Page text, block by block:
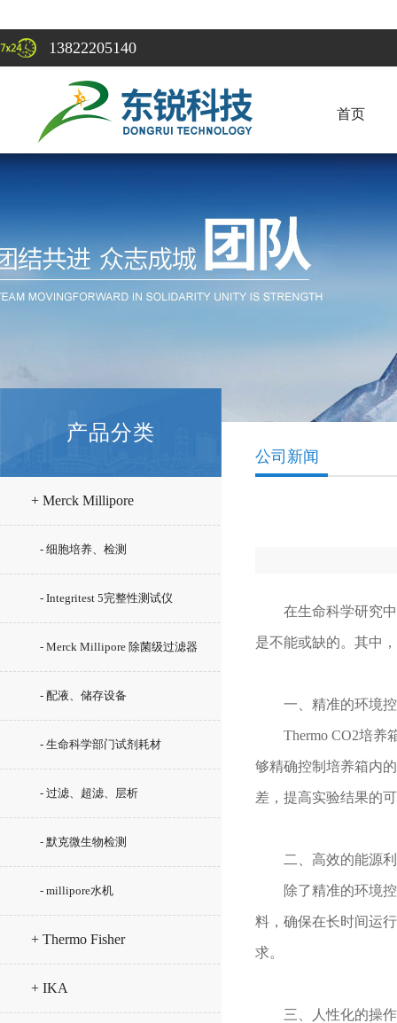
13822205140
首页
产品分类
+ Merck Millipore
- 细胞培养、检测
- Integritest 5完整性测试仪
- Merck Millipore 除菌级过滤器
- 配液、储存设备
- 生命科学部门试剂耗材
- 过滤、超滤、层析
- 默克微生物检测
- millipore水机
+ Thermo Fisher
+ IKA
公司新闻
在生命科学研究中
是不能或缺的。其中，
一、精准的环境
Thermo CO2培养箱
够精确控制培养箱内
差，提高实验结果的
二、高效的能源
除了精准的环境控
料，确保在长时间运
求。
三、人性化的操作